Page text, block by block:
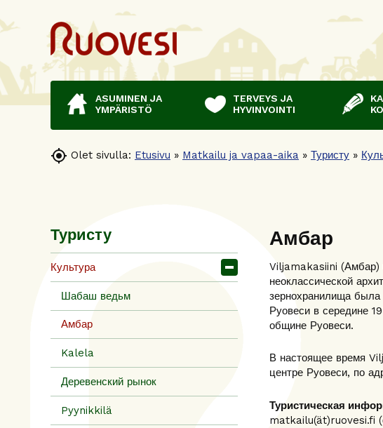
ASUMINEN JA
YMPÄRISTÖ
TERVEYS JA
HYVINVOINTI
 Olet sivulla: Etusivu » Matkailu ja vapaa-aika » Туристу »
Туристу
Культура
Шабаш ведьм
Амбар
Kalela
Деревенский рынок
Pyynikkilä
Амбар
Viljamakasiini (Амбар)
неоклассической
зернохранилища
Руовеси в середине
общине Руовеси.
В настоящее время
центре Руовеси, по
Туристическая
matkailu(ät)ruovesi.fi